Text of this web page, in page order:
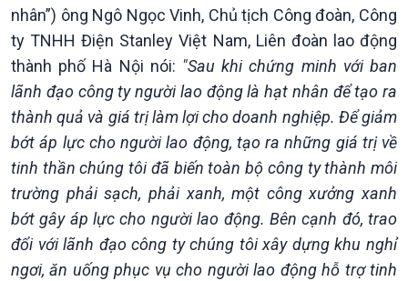
Kinh tế
Trước giờ mở cửa
Dòng chảy Kinh tế
Sức sống hàng Việt
Khởi nghiệp
Nông nghiệp & Biển đảo
Tin Nông nghiệp & Biển
đảo
Mùa vàng
Biển đảo Việt Nam
Tâm tình biên giới và hải
nhân”) ông Ngô Ngọc Vinh, Chủ tịch Công đoàn, Công
ty TNHH Điện Stanley Việt Nam, Liên đoàn lao động
thành phố Hà Nội nói: "Sau khi chứng minh với ban
lãnh đạo công ty người lao động là hạt nhân để tạo ra
thành quả và giá trị làm lợi cho doanh nghiệp. Để giảm
bớt áp lực cho người lao động, tạo ra những giá trị về
tinh thần chúng tôi đã biến toàn bộ công ty thành môi
trường phải sạch, phải xanh, một công xưởng xanh
bớt gây áp lực cho người lao động. Bên cạnh đó, trao
đổi với lãnh đạo công ty chúng tôi xây dựng khu nghỉ
ngơi, ăn uống phục vụ cho người lao động hỗ trợ tinh